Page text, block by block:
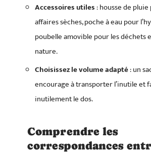
Accessoires utiles: housse de
affaires sèches, poche à eau pour
poubelle amovible pour les déchets
nature.
Choisissez le volume adapté: un
encourage à transporter l’inutile et
inutilement le dos.
Comprendre les
correspondances